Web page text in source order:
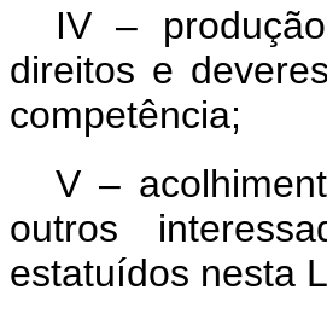
IV –
direitos e
competência;
V –
outros
estatuídos nesta